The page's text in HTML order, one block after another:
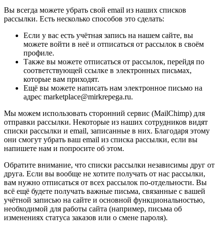
Вы всегда можете убрать свой email из наших списков
рассылки. Есть несколько способов это сделать:
Если у вас есть учётная запись на нашем сайте, вы
можете войти в неё и отписаться от рассылок в своём
профиле.
Также вы можете отписаться от рассылок, перейдя по
соответствующей ссылке в электронных письмах,
которые вам приходят.
Ещё вы можете написать нам электронное письмо на
адрес marketplace@mirkrepega.ru.
Мы можем использовать сторонний сервис (MailChimp) для
отправки рассылки. Некоторые из наших сотрудников видят
списки рассылки и email, записанные в них. Благодаря этому
они смогут убрать ваш email из списка рассылки, если вы
напишете нам и попросите об этом.
Обратите внимание, что списки рассылки независимы друг от
друга. Если вы вообще не хотите получать от нас рассылки,
вам нужно отписаться от всех рассылок по-отдельности. Вы
всё ещё будете получать важные письма, связанные с вашей
учётной записью на сайте и основной функциональностью,
необходимой для работы сайта (например, письма об
изменениях статуса заказов или о смене пароля).